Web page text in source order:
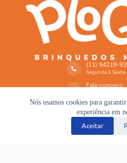
Nós usamos cookies para
experiência em
Aceitar
(11) 94219-
Segunda à
Fale conosco